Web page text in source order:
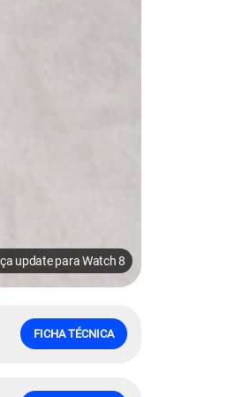
update para Watch 8
FICHA TÉCNICA